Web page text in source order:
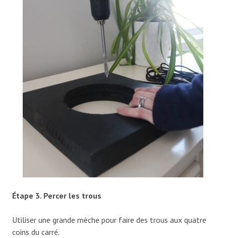
Étape 3. Percer les trous
Utiliser une grande mèche pour faire des trous aux quatre
coins du carré.